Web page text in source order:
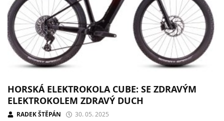
HORSKÁ ELEKTROKOLA CUBE: SE ZDRAVÝM
ELEKTROKOLEM ZDRAVÝ DUCH
RADEK ŠTĚPÁN 30. 05. 2025